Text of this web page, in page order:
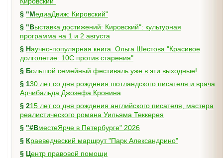
§
"МедиаДвиж: Кировский"
§ "Выставка достижений: Кировский": культурная
программа на 1 и 2 августа
§ Научно-популярная книга. Ольга Шестова "Красивое
долголетие: 10C против старения"
§
Большой семейный фестиваль уже в эти выходные!
§ 130 лет со дня рождения шотландского писателя и врача
Арчибальда Джозефа Кронина
§ 215 лет со дня рождения английского писателя, мастера
реалистического романа Уильяма Теккерея
§
"#ВместеЯрче в Петербурге" 2026
§
Краеведческий маршрут "Парк Александрино"
§
Центр правовой помощи